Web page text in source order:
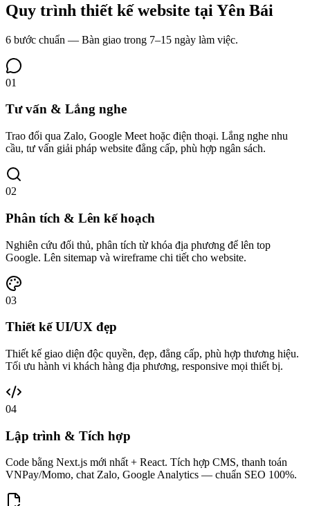
Quy trình thiết kế website tại Yên Bái
6 bước chuẩn — Bàn giao trong 7–15 ngày làm việc.
01
Tư vấn & Lắng nghe
Trao đổi qua Zalo, Google Meet hoặc điện thoại. Lắng nghe nhu
cầu, tư vấn giải pháp website đẳng cấp, phù hợp ngân sách.
02
Phân tích & Lên kế hoạch
Nghiên cứu đối thủ, phân tích từ khóa địa phương để lên top
Google. Lên sitemap và wireframe chi tiết cho website.
03
Thiết kế UI/UX đẹp
Thiết kế giao diện độc quyền, đẹp, đẳng cấp, phù hợp thương hiệu.
Tối ưu hành vi khách hàng địa phương, responsive mọi thiết bị.
04
Lập trình & Tích hợp
Code bằng Next.js mới nhất + React. Tích hợp CMS, thanh toán
VNPay/Momo, chat Zalo, Google Analytics — chuẩn SEO 100%.